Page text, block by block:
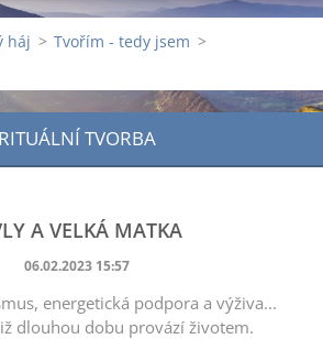
háj > Tvořím - tedy jsem >
RITUÁLNÍ TVORBA
A VELKÁ MATKA
06.02.2023 15:57
energetická podpora a výživa...
dlouhou dobu provází životem.